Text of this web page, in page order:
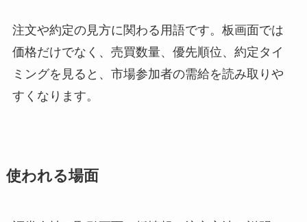
注文や約定の見方に関わる用語です。板画面では
価格だけでなく、売買数量、優先順位、約定タイ
ミングを見ると、市場参加者の需給を読み取りや
すくなります。
使われる場面